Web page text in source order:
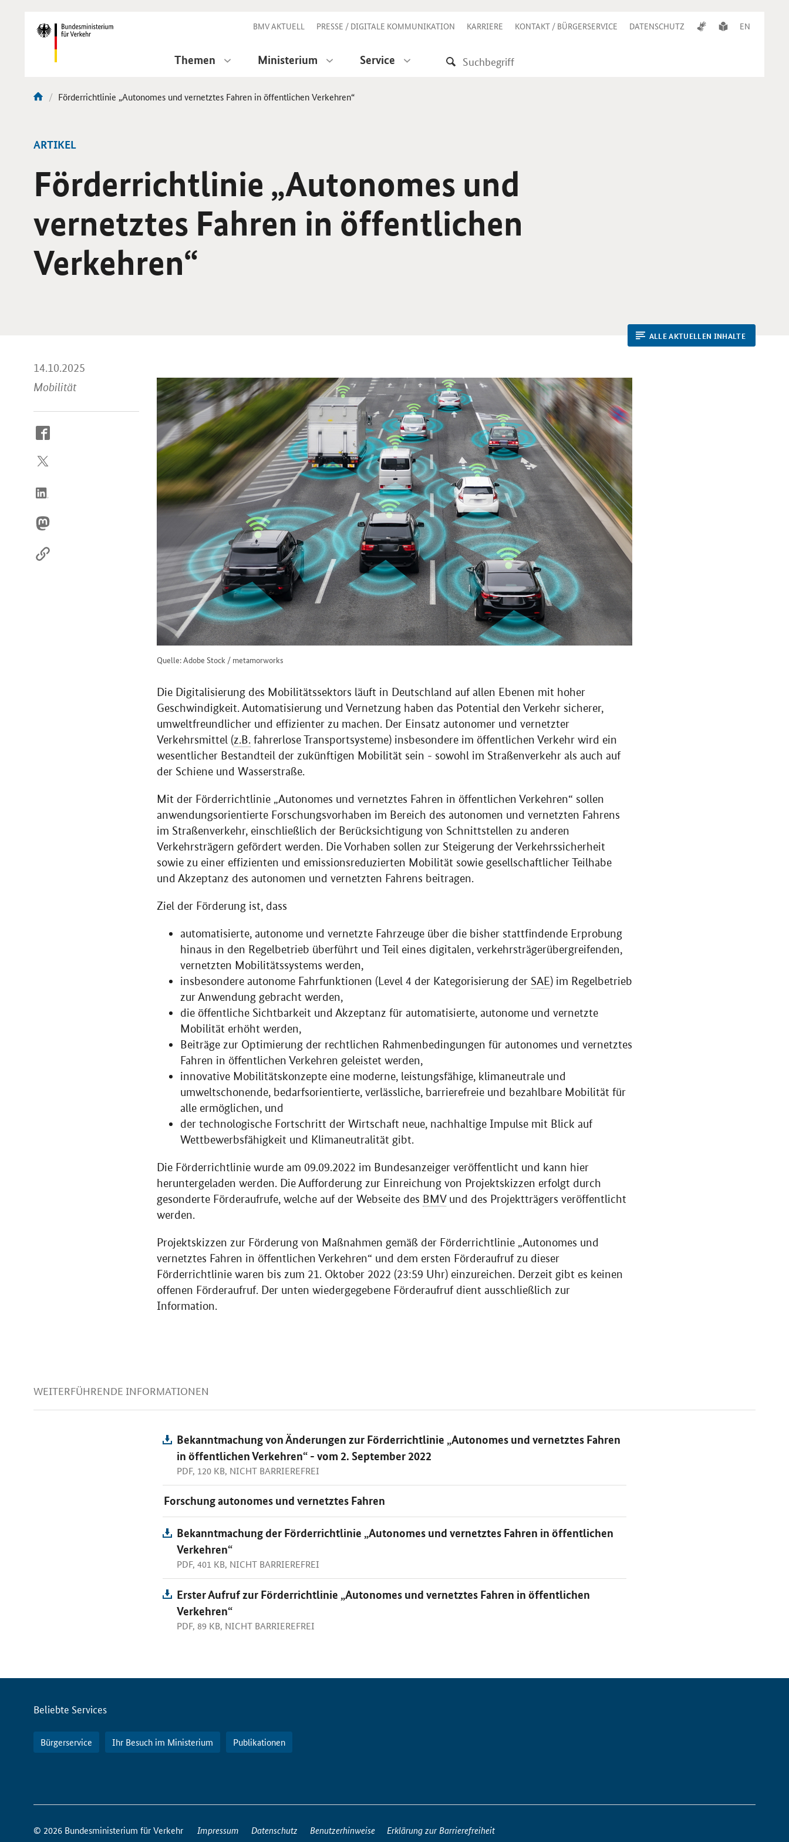
Navigation BMV AKTUELL PRESSE / DIGITALE KOMMUNIKATION KARRIERE KONTAKT / BÜRGERSERVICE DATENSCHUTZ EN
Themen Ministerium Service
Aktuelle
Förderrichtlinie „Autonomes und vernetztes Fahren in öffentlichen Verkehren“
ARTIKEL
Förderrichtlinie „Autonomes und
vernetztes Fahren in öffentlichen
Verkehren“
ALLE AKTUELLEN INHALTE
14.10.2025
Mobilität
So
Sie
Internet
Quelle: Adobe Stock / metamorworks
Die Digitalisierung des Mobilitätssektors läuft in Deutschland auf allen Ebenen mit hoher
Geschwindigkeit. Automatisierung und Vernetzung haben das Potential den Verkehr sicherer,
umweltfreundlicher und effizienter zu machen. Der Einsatz autonomer und vernetzter
Verkehrsmittel (z.B. fahrerlose Transportsysteme) insbesondere im öffentlichen Verkehr wird ein
wesentlicher Bestandteil der zukünftigen Mobilität sein - sowohl im Straßenverkehr als auch auf
der Schiene und Wasserstraße.
Mit der Förderrichtlinie „Autonomes und vernetztes Fahren in öffentlichen Verkehren“ sollen
anwendungsorientierte Forschungsvorhaben im Bereich des autonomen und vernetzten Fahrens
im Straßenverkehr, einschließlich der Berücksichtigung von Schnittstellen zu anderen
Verkehrsträgern gefördert werden. Die Vorhaben sollen zur Steigerung der Verkehrssicherheit
sowie zu einer effizienten und emissionsreduzierten Mobilität sowie gesellschaftlicher Teilhabe
und Akzeptanz des autonomen und vernetzten Fahrens beitragen.
Ziel der Förderung ist, dass
automatisierte, autonome und vernetzte Fahrzeuge über die bisher stattfindende Erprobung
hinaus in den Regelbetrieb überführt und Teil eines digitalen, verkehrsträgerübergreifenden,
vernetzten Mobilitätssystems werden,
insbesondere autonome Fahrfunktionen (Level 4 der Kategorisierung der SAE) im Regelbetrieb
zur Anwendung gebracht werden,
die öffentliche Sichtbarkeit und Akzeptanz für automatisierte, autonome und vernetzte
Mobilität erhöht werden,
Beiträge zur Optimierung der rechtlichen Rahmenbedingungen für autonomes und vernetztes
Fahren in öffentlichen Verkehren geleistet werden,
innovative Mobilitätskonzepte eine moderne, leistungsfähige, klimaneutrale und
umweltschonende, bedarfsorientierte, verlässliche, barrierefreie und bezahlbare Mobilität für
alle ermöglichen, und
der technologische Fortschritt der Wirtschaft neue, nachhaltige Impulse mit Blick auf
Wettbewerbsfähigkeit und Klimaneutralität gibt.
Die Förderrichtlinie wurde am 09.09.2022 im Bundesanzeiger veröffentlicht und kann hier
heruntergeladen werden. Die Aufforderung zur Einreichung von Projektskizzen erfolgt durch
gesonderte Förderaufrufe, welche auf der Webseite des BMVund des Projektträgers veröffentlicht
werden.
Projektskizzen zur Förderung von Maßnahmen gemäß der Förderrichtlinie „Autonomes und
vernetztes Fahren in öffentlichen Verkehren“ und dem ersten Förderaufruf zu dieser
Förderrichtlinie waren bis zum 21. Oktober 2022 (23:59 Uhr) einzureichen. Derzeit gibt es keinen
offenen Förderaufruf. Der unten wiedergegebene Förderaufruf dient ausschließlich zur
Information.
WEITERFÜHRENDE INFORMATIONEN
Bekanntmachung von Änderungen zur Förderrichtlinie „Autonomes und vernetztes Fahren
in öffentlichen Verkehren“ - vom 2. September 2022
PDF, 120 KB, NICHT BARRIEREFREI
Forschung autonomes und vernetztes Fahren
Bekanntmachung der Förderrichtlinie „Autonomes und vernetztes Fahren in öffentlichen
Verkehren“
PDF, 401 KB, NICHT BARRIEREFREI
Erster Aufruf zur Förderrichtlinie „Autonomes und vernetztes Fahren in öffentlichen
Verkehren“
PDF, 89 KB, NICHT BARRIEREFREI
Servicemenü
Beliebte Services
Bürgerservice Ihr Besuch im Ministerium Publikationen
So
erreichen
Sie
© 2026 Bundesministerium für Verkehr Impressum Datenschutz Benutzerhinweise Erklärung zur Barrierefreiheit